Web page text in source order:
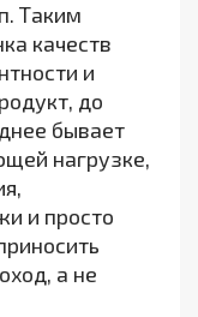
Таким
качеств
и
до
бывает
нагрузке,
и просто
а не